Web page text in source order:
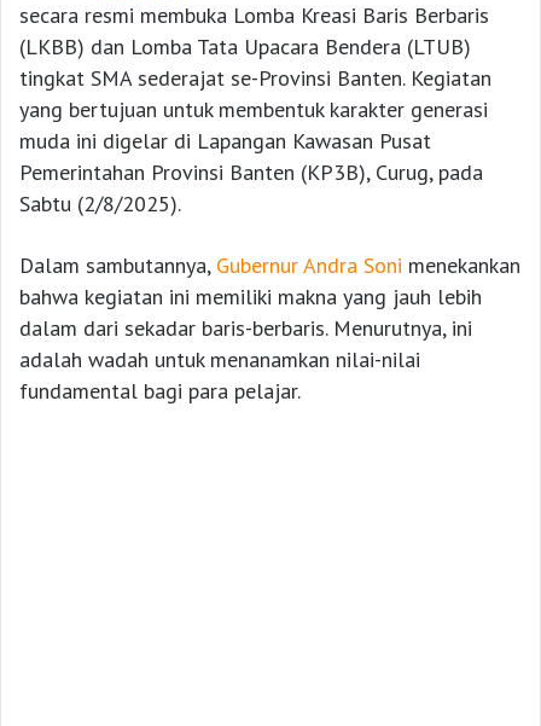
secara resmi membuka Lomba Kreasi Baris Berbaris
(LKBB) dan Lomba Tata Upacara Bendera (LTUB)
tingkat SMA sederajat se-Provinsi Banten. Kegiatan
yang bertujuan untuk membentuk karakter generasi
muda ini digelar di Lapangan Kawasan Pusat
Pemerintahan Provinsi Banten (KP3B), Curug, pada
Sabtu (2/8/2025).
Dalam sambutannya, Gubernur Andra Soni menekankan
bahwa kegiatan ini memiliki makna yang jauh lebih
dalam dari sekadar baris-berbaris. Menurutnya, ini
adalah wadah untuk menanamkan nilai-nilai
fundamental bagi para pelajar.